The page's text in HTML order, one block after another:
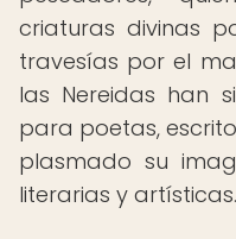
criaturas divinas
travesías por el
las Nereidas han
para poetas,
plasmado su
literarias y artísticas.